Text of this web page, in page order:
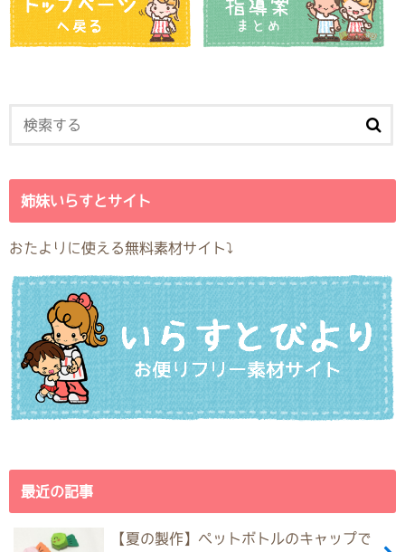
姉妹いらすとサイト
おたよりに使える無料素材サイト⤵︎
最近の記事
【夏の製作】ペットボトルのキャップで